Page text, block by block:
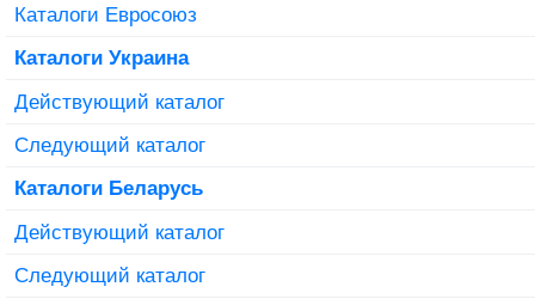
Каталоги Евросоюз
Каталоги Украина
Действующий каталог
Следующий каталог
Каталоги Беларусь
Действующий каталог
Следующий каталог